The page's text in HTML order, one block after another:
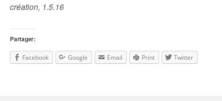
création, 1.5.16
Partager:
Facebook Google Email Print Twitter